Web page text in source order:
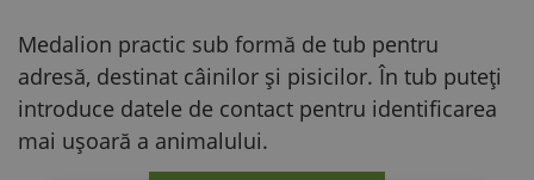
Medalion practic sub formă de tub pentru
adresă, destinat câinilor și pisicilor. În tub puteți
introduce datele de contact pentru identificarea
mai ușoară a animalului.